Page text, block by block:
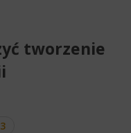
tworzenie